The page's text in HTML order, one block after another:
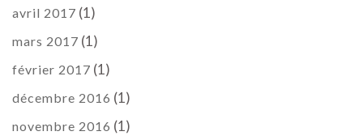
avril 2017 (1)
mars 2017 (1)
février 2017 (1)
décembre 2016 (1)
novembre 2016 (1)